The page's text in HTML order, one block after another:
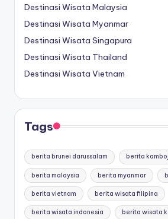
Destinasi Wisata Malaysia
Destinasi Wisata Myanmar
Destinasi Wisata Singapura
Destinasi Wisata Thailand
Destinasi Wisata Vietnam
Tags
berita brunei darussalam berita
berita malaysia berita myanmar
berita vietnam berita wisata filipina
berita wisata indonesia berita wisata